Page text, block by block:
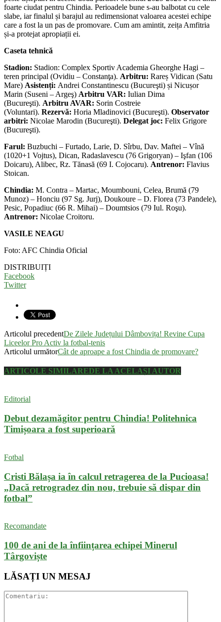
foarte ciudat pentru Chindia. Perioadele bune s-au balbotat cu cele
slabe, iar finalul și barajul au redimensionat valoarea acestei echipe
care a fost la un pas de promovare. Cum am amintit, zeița Amfitria
și-a protejat apropiații ei.
Caseta tehnică
Stadion: Stadion: Complex Sportiv Academia Gheorghe Hagi –
teren principal (Ovidiu – Constanţa). Arbitru: Rareș Vidican (Satu
Mare) Asistenți: Andrei Constantinescu (Bucureşti) și Nicușor
Marin (Suseni – Argeş) Arbitru VAR: Iulian Dima
(Bucureşti). Arbitru AVAR: Sorin Costreie
(Voluntari). Rezervă: Horia Mladinovici (Bucureşti). Observator
arbitri: Nicolae Marodin (Bucureşti). Delegat joc: Felix Grigore
(Bucureşti).
Farul: Buzbuchi – Furtado, Larie, D. Sîrbu, Dav. Maftei – Vînă
(1020+1 Vojtus), Dican, Radaslavescu (76 Grigoryan) – Işfan (106
Doicaru), Alibec, Rz. Tănasă (69 I. Cojocaru). Antrenor: Flavius
Stoican.
Chindia: M. Contra – Martac, Moumbouni, Celea, Brumă (79
Munoz) – Honciu (97 Sg. Jurj), Doukoure – D. Florea (73 Pandele),
Pesic, Popadiuc (66 R. Mihai) – Doumtsios (79 Iul. Roşu).
Antrenor: Nicolae Croitoru.
VASILE NEAGU
Foto: AFC Chindia Oficial
DISTRIBUIȚI
Facebook
Twitter
Articolul precedentDe Zilele Județului Dâmbovița! Revine Cupa
Liceelor Pro Activ la fotbal-tenis
Articolul următorCât de aproape a fost Chindia de promovare?
ARTICOLE SIMILAREDE LA ACELAȘI AUTOR
Editorial
Debut dezamăgitor pentru Chindia! Politehnica
Timișoara a fost superioară
Fotbal
Cristi Bălașa ia în calcul retragerea de la Pucioasa!
„Dacă retrogradez din nou, trebuie să dispar din
fotbal”
Recomandate
100 de ani de la înființarea echipei Minerul
Târgoviște
LĂSAȚI UN MESAJ